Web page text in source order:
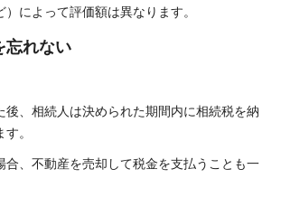
によって評価額は異なります。
忘れない
後、相続人は決められた期間内に相続税を納
。
合、不動産を売却して税金を支払うことも一